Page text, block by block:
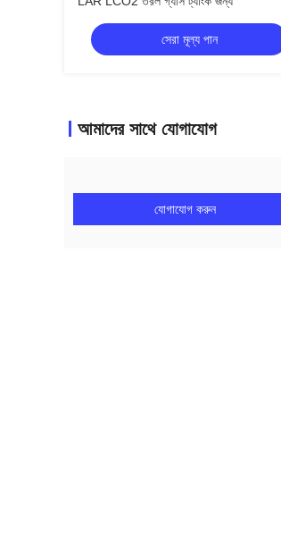
সেরা মূল্য পান
আমাদের সাথে যোগাযোগ
যোগাযোগ করুন